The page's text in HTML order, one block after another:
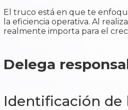
El truco está en que te
la eficiencia operativa. Al
realmente importa para el
Delega
Identificación de